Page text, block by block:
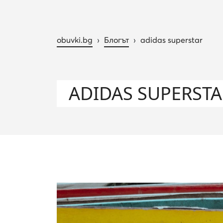
obuvki.bg › Блогът › adidas superstar
ADIDAS